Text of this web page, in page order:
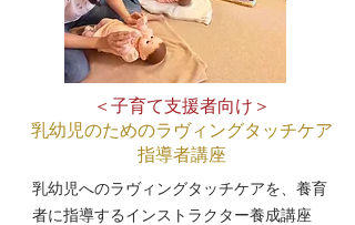
​＜子育て支援者向け＞
乳幼児のためのラヴィングタッチケア
指導者講座
​乳幼児へのラヴィングタッチケアを、養育
者に指導するインストラクター養成講座